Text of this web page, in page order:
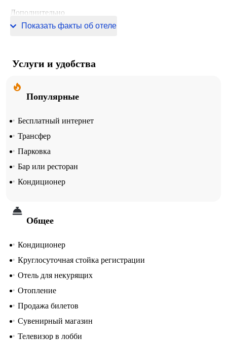
Дополнительно
Информация о сертификации
Показать факты об отеле
Услуги и удобства
Популярные
Бесплатный интернет
Трансфер
Парковка
Бар или ресторан
Кондиционер
Общее
Кондиционер
Круглосуточная стойка регистрации
Отель для некурящих
Отопление
Продажа билетов
Сувенирный магазин
Телевизор в лобби